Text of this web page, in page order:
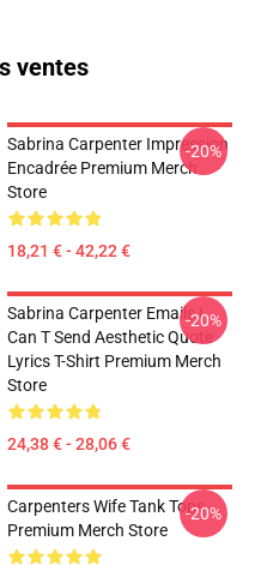
ventes
Sabrina Carpenter Impression
Encadrée Premium Merch
Store
18,21 € - 42,22 €
-20%
Sabrina Carpenter Emails I
Can T Send Aesthetic Quote
Lyrics T-Shirt Premium Merch
Store
24,38 € - 28,06 €
-20%
Carpenters Wife Tank Tops
Premium Merch Store
-20%